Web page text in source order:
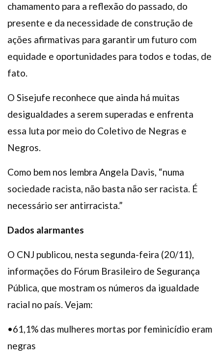
chamamento para a reflexão do passado, do
presente e da necessidade de construção de
ações afirmativas para garantir um futuro com
equidade e oportunidades para todos e todas, de
fato.
O Sisejufe reconhece que ainda há muitas
desigualdades a serem superadas e enfrenta
essa luta por meio do Coletivo de Negras e
Negros.
Como bem nos lembra Angela Davis, “numa
sociedade racista, não basta não ser racista. É
necessário ser antirracista.”
Dados alarmantes
O CNJ publicou, nesta segunda-feira (20/11),
informações do Fórum Brasileiro de Segurança
Pública, que mostram os números da igualdade
racial no país. Vejam:
•61,1% das mulheres mortas por feminicídio eram
negras